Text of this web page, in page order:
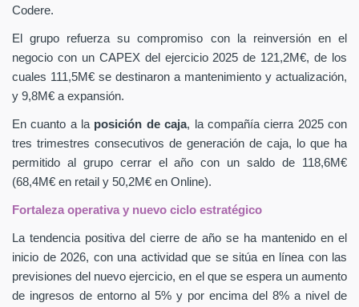
Codere.
El grupo refuerza su compromiso con la reinversión en el
negocio con un CAPEX del ejercicio 2025 de 121,2M€, de los
cuales 111,5M€ se destinaron a mantenimiento y actualización,
y 9,8M€ a expansión.
En cuanto a la posición de caja, la compañía cierra 2025 con
tres trimestres consecutivos de generación de caja, lo que ha
permitido al grupo cerrar el año con un saldo de 118,6M€
(68,4M€ en retail y 50,2M€ en Online).
Fortaleza operativa y nuevo ciclo estratégico
La tendencia positiva del cierre de año se ha mantenido en el
inicio de 2026, con una actividad que se sitúa en línea con las
previsiones del nuevo ejercicio, en el que se espera un aumento
de ingresos de entorno al 5% y por encima del 8% a nivel de